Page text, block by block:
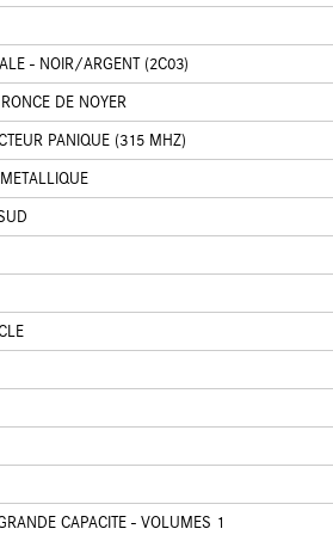
- NOIR/ARGENT (2C03)
DE NOYER
PANIQUE (315 MHZ)
CAPACITE - VOLUMES 1